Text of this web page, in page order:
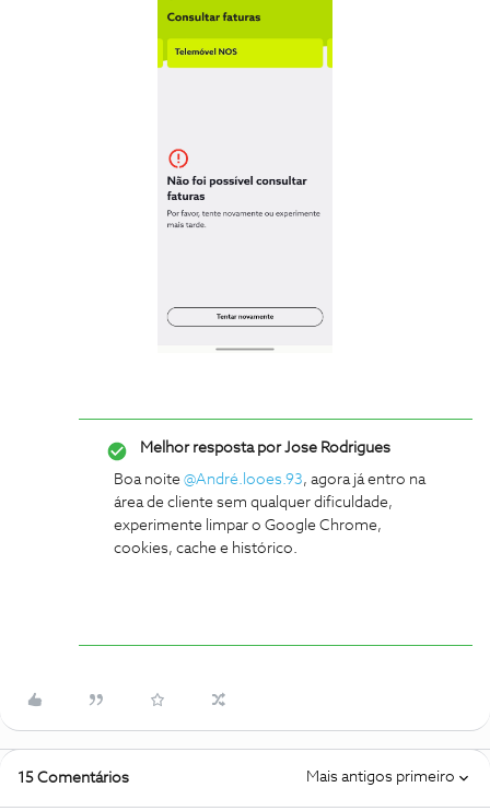
Melhor resposta porJose Rodrigues
Boa noite @André.looes.93, agora já entro na
área de cliente sem qualquer dificuldade,
experimente limpar o Google Chrome,
cookies, cache e histórico.
15 Comentários Mais antigos primeiro